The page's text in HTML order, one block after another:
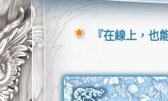
『在線上，也